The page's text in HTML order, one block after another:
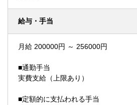
給与・手当
月給 200000円 ～ 256000円
■通勤手当
実費支給（上限あり）
■定額的に支払われる手当